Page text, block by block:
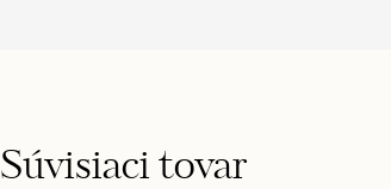
Súvisiaci tovar